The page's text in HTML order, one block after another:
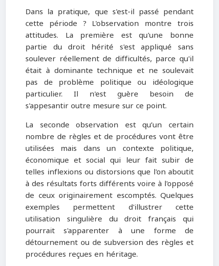
Dans la pratique, que s'est-il passé pendant
cette période ? L'observation montre trois
attitudes. La première est qu'une bonne
partie du droit hérité s'est appliqué sans
soulever réellement de difficultés, parce qu'il
était à dominante technique et ne soulevait
pas de problème politique ou idéologique
particulier. Il n'est guère besoin de
s'appesantir outre mesure sur ce point.
La seconde observation est qu’un certain
nombre de règles et de procédures vont être
utilisées mais dans un contexte politique,
économique et social qui leur fait subir de
telles inflexions ou distorsions que l'on aboutit
à des résultats forts différents voire à l'opposé
de ceux originairement escomptés. Quelques
exemples permettent d'illustrer cette
utilisation singulière du droit français qui
pourrait s'apparenter à une forme de
détournement ou de subversion des règles et
procédures reçues en héritage.